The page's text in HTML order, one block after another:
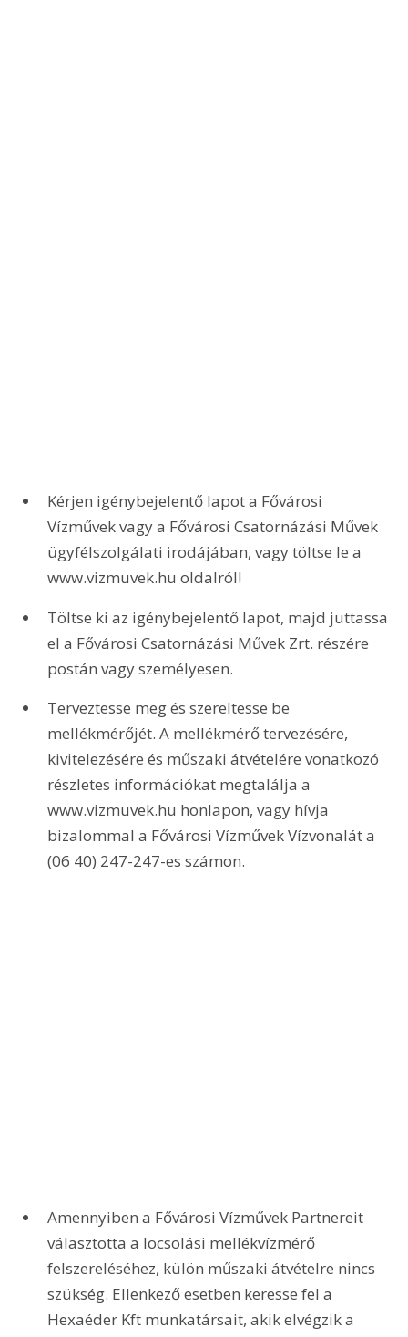
Kérjen igénybejelentő lapot a Fővárosi
Vízművek vagy a Fővárosi Csatornázási Művek
ügyfélszolgálati irodájában, vagy töltse le a
www.vizmuvek.hu oldalról!
Töltse ki az igénybejelentő lapot, majd juttassa
el a Fővárosi Csatornázási Művek Zrt. részére
postán vagy személyesen.
Terveztesse meg és szereltesse be
mellékmérőjét. A mellékmérő tervezésére,
kivitelezésére és műszaki átvételére vonatkozó
részletes információkat megtalálja a
www.vizmuvek.hu honlapon, vagy hívja
bizalommal a Fővárosi Vízművek Vízvonalát a
(06 40) 247-247-es számon.
Amennyiben a Fővárosi Vízművek Partnereit
választotta a locsolási mellékvízmérő
felszereléséhez, külön műszaki átvételre nincs
szükség. Ellenkező esetben keresse fel a
Hexaéder Kft munkatársait, akik elvégzik a